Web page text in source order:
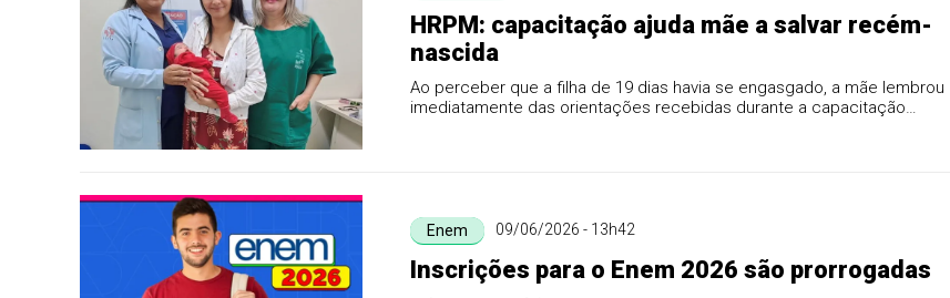
HRPM: capacitação ajuda mãe a salvar recém-
nascida
Ao perceber que a filha de 19 dias havia se engasgado, a mãe lembrou
imediatamente das orientações recebidas durante a capacitação
Enem 09/06/2026 - 13h42
Inscrições para o Enem 2026 são prorrogadas